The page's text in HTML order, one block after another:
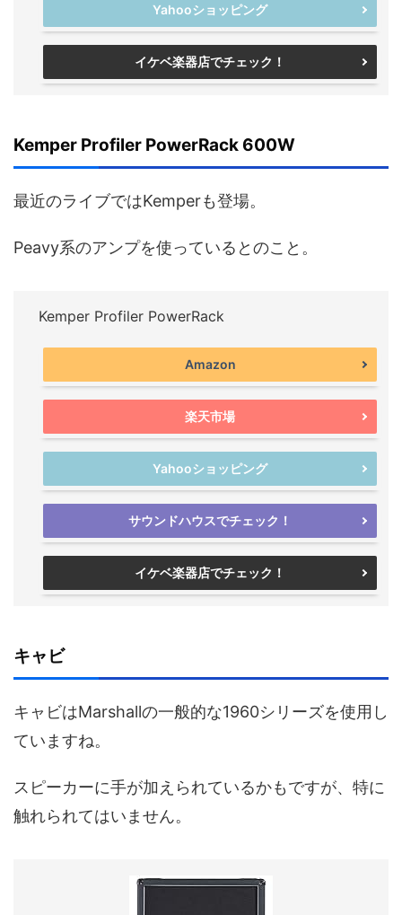
Yahooショッピング
イケベ楽器店でチェック！
Kemper Profiler PowerRack 600W
最近のライブではKemperも登場。
Peavy系のアンプを使っているとのこと。
Kemper Profiler PowerRack
Amazon
楽天市場
Yahooショッピング
サウンドハウスでチェック！
イケベ楽器店でチェック！
キャビ
キャビはMarshallの一般的な1960シリーズを使用し
ていますね。
スピーカーに手が加えられているかもですが、特に
触れられてはいません。